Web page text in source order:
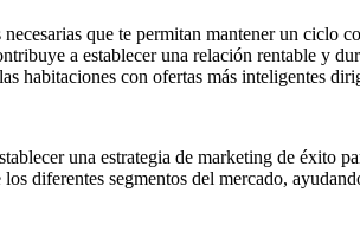
que te permitan mantener un ciclo
a establecer una relación rentable y
habitaciones con ofertas más inteligentes
una estrategia de marketing de éxito
diferentes segmentos del mercado,